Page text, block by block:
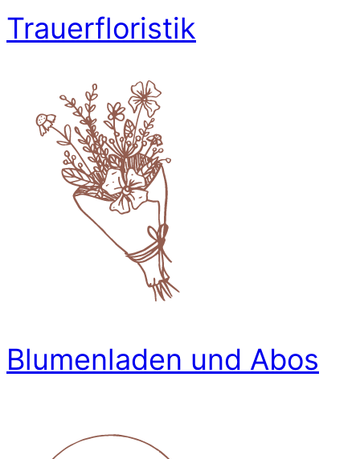
Trauerfloristik
Blumenladen und Abos